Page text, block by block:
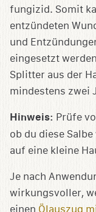
fungizid. Somit
entzündeten
und
eingesetzt
Splitter aus der
mindestens zwei
Hinweis: Prüfe
ob du diese
auf eine kleine
Je nach
wirkungsvoller,
einen Ölauszug